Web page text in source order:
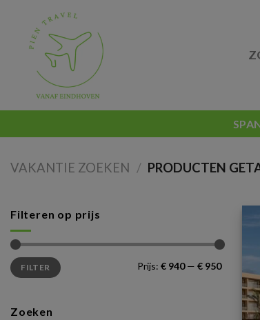
content
VAKANTIE ZOEKEN / PRODUCTEN
Filteren op prijs
Min.
prijs
Max.
prijsFILTER Prijs: € 940— € 950
Zoeken